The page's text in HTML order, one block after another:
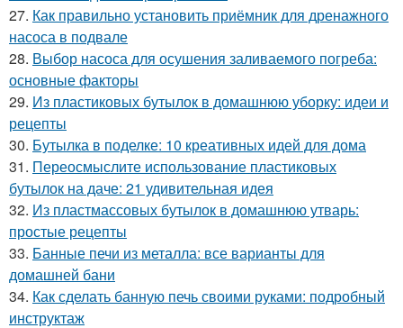
27. Как правильно установить приёмник для дренажного
насоса в подвале
28. Выбор насоса для осушения заливаемого погреба:
основные факторы
29. Из пластиковых бутылок в домашнюю уборку: идеи и
рецепты
30. Бутылка в поделке: 10 креативных идей для дома
31. Переосмыслите использование пластиковых
бутылок на даче: 21 удивительная идея
32. Из пластмассовых бутылок в домашнюю утварь:
простые рецепты
33. Банные печи из металла: все варианты для
домашней бани
34. Как сделать банную печь своими руками: подробный
инструктаж